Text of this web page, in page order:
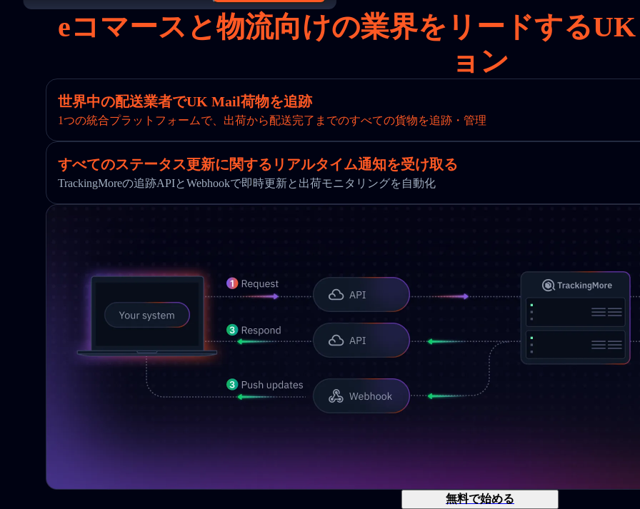
eコマースと物流向けの業界をリードする
ョン
世界中の配送業者でUK Mail荷物を追跡
1つの統合プラットフォームで、出荷から配送完了までのすべての貨物を追跡・管理
すべてのステータス更新に関するリアルタイム通知を受け取る
TrackingMoreの追跡APIとWebhookで即時更新と出荷モニタリングを自動化
無料で始める